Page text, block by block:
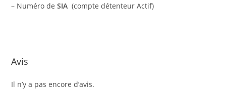
– Numéro deSIA(compte détenteur Actif)
Avis
Il n’y a pas encore d’avis.